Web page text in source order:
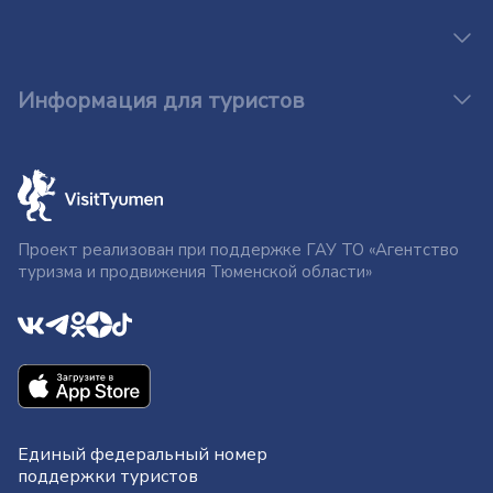
Информация для туристов
Проект реализован при поддержке ГАУ ТО «Агентство
туризма и продвижения Тюменской области»
Единый федеральный номер
поддержки туристов